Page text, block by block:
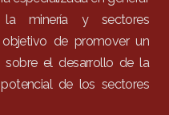
la minería y sectores
de promover un
el desarrollo de la
de los sectores